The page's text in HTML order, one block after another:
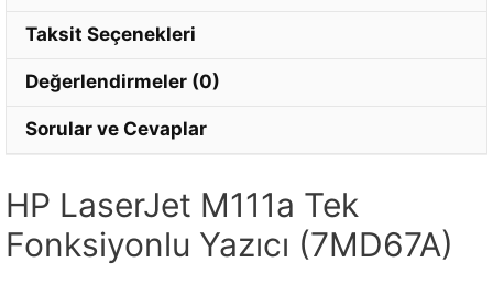
Taksit Seçenekleri
Değerlendirmeler (0)
Sorular ve Cevaplar
HP LaserJet M111a Tek
Fonksiyonlu Yazıcı (7MD67A)